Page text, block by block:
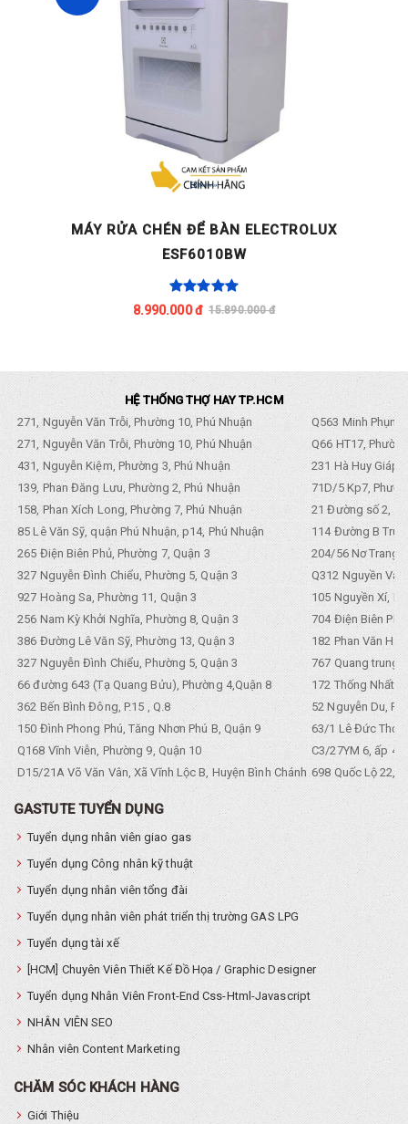
MÁY RỬA CHÉN ĐỂ BÀN ELECTROLUX
ESF6010BW
8.990.000 đ 15.890.000 đ
HỆ THỐNG THỢ HAY TP.HCM
271, Nguyễn Văn Trỗi, Phường 10, Phú Nhuận
Q563 Minh
271, Nguyễn Văn Trỗi, Phường 10, Phú Nhuận
Q66 HT17,
431, Nguyễn Kiệm, Phường 3, Phú Nhuận
231 Hà Huy Giáp,
139, Phan Đăng Lưu, Phường 2, Phú Nhuận
71D/5 Kp7,
158, Phan Xích Long, Phường 7, Phú Nhuận
21 Đường số 2,
85 Lê Văn Sỹ, quận Phú Nhuận, p14, Phú Nhuận
114 Đường B
265 Điện Biên Phủ, Phường 7, Quận 3
204/56 Nơ Trang
327 Nguyễn Đình Chiểu, Phường 5, Quận 3
Q312 Nguyền
927 Hoàng Sa, Phường 11, Quận 3
105 Nguyền Xí,
256 Nam Kỳ Khởi Nghĩa, Phường 8, Quận 3
704 Điện Biên
386 Đường Lê Văn Sỹ, Phường 13, Quận 3
182 Phan Văn
327 Nguyễn Đình Chiểu, Phường 5, Quận 3
767 Quang trung,
66 đường 643 (Tạ Quang Bửu), Phường 4,Quận 8
172 Thống Nhất.
362 Bến Bình Đông, P.15 , Q.8
52 Nguyễn Du,
150 Đình Phong Phú, Tăng Nhơn Phú B, Quận 9
63/1 Lê Đức Thọ,
Q168 Vĩnh Viễn, Phường 9, Quận 10
C3/27YM 6, ấp 4,
D15/21A Võ Văn Vân, Xã Vĩnh Lộc B, Huyện Bình Chánh 698 Quốc Lộ 22,
GASTUTE TUYỂN DỤNG
Tuyển dụng nhân viên giao gas
Tuyển dụng Công nhân kỹ thuật
Tuyển dụng nhân viên tổng đài
Tuyển dụng nhân viên phát triển thị trường GAS LPG
Tuyển dụng tài xế
[HCM] Chuyên Viên Thiết Kế Đồ Họa / Graphic Designer
Tuyển dụng Nhân Viên Front-End Css-Html-Javascript
NHÂN VIÊN SEO
Nhân viên Content Marketing
CHĂM SÓC KHÁCH HÀNG
Giới Thiệu